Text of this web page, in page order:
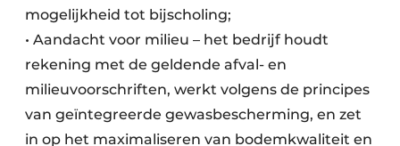
mogelijkheid tot bijscholing;
• Aandacht voor milieu – het bedrijf houdt
rekening met de geldende afval- en
milieuvoorschriften, werkt volgens de principes
van geïntegreerde gewasbescherming, en zet
in op het maximaliseren van bodemkwaliteit en